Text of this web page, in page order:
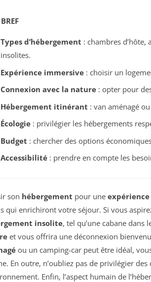
Types d’hébergement : chambres d’hôte,
insolites.
Expérience immersive: choisir un
Connexion avec la nature: opter pour
Hébergement itinérant : van aménagé
Écologie: privilégier les hébergements
Budget : chercher des options
Accessibilité: prendre en compte les
son hébergement pour une expérience
qui enrichiront votre séjour. Si vous
insolite, tel qu’une cabane
et vous offrira une déconnexion
ou un camping-car peut être idéal,
En outre, n’oubliez pas de privilégier des
Enfin, l’aspect humain de